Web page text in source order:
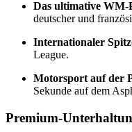
Das ultimative WM-
deutscher und
Internationaler
League.
Motorsport auf der
Sekunde auf dem
Premium-